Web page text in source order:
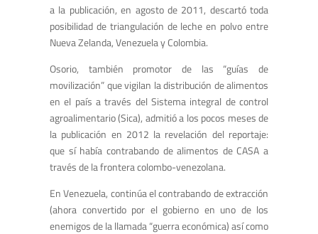
a la publicación, en agosto de 2011, descartó toda
posibilidad de triangulación de leche en polvo entre
Nueva Zelanda, Venezuela y Colombia.
Osorio, también promotor de las “guías de
movilización” que vigilan la distribución de alimentos
en el país a través del Sistema integral de control
agroalimentario (Sica), admitió a los pocos meses de
la publicación en 2012 la revelación del reportaje:
que sí había contrabando de alimentos de CASA a
través de la frontera colombo-venezolana.
En Venezuela, continúa el contrabando de extracción
(ahora convertido por el gobierno en uno de los
enemigos de la llamada “guerra económica) así como